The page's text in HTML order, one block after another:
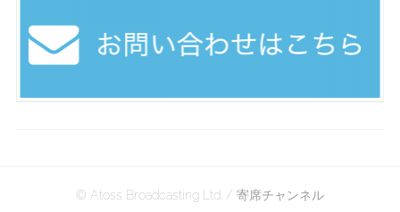
© Atoss Broadcasting Ltd. / 寄席チャンネル